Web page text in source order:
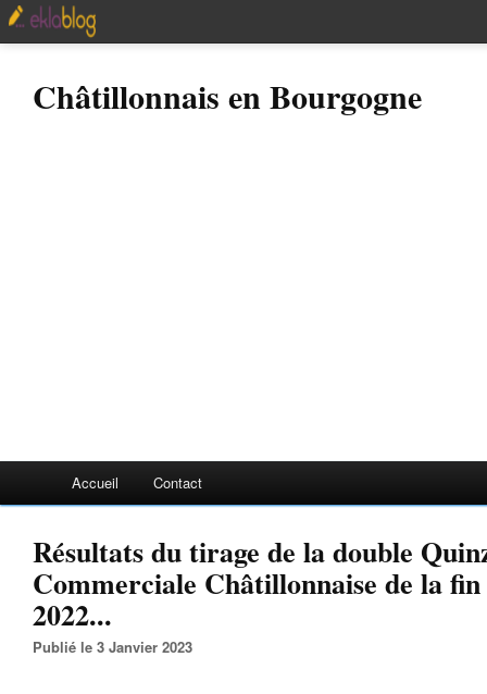
Châtillonnais en Bourgogne
Accueil Contact
Résultats du tirage de la double
Commerciale Châtillonnaise de la
2022...
Publié le 3 Janvier 2023